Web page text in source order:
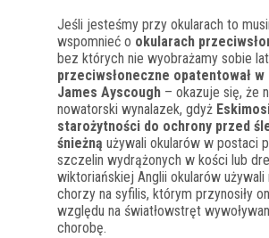
Jeśli jesteśmy przy okularach to
wspomnieć o okularach
bez których nie wyobrażamy sobie
przeciwsłoneczne opatentował w
James Ayscough – okazuje się, że
nowatorski wynalazek, gdyż
starożytności do ochrony przed
śnieżną używali okularów w postaci
szczelin wydrążonych w kości lub
wiktoriańskiej Anglii okularów używali
chorzy na syfilis, którym przynosiły
względu na światłowstręt
chorobę.